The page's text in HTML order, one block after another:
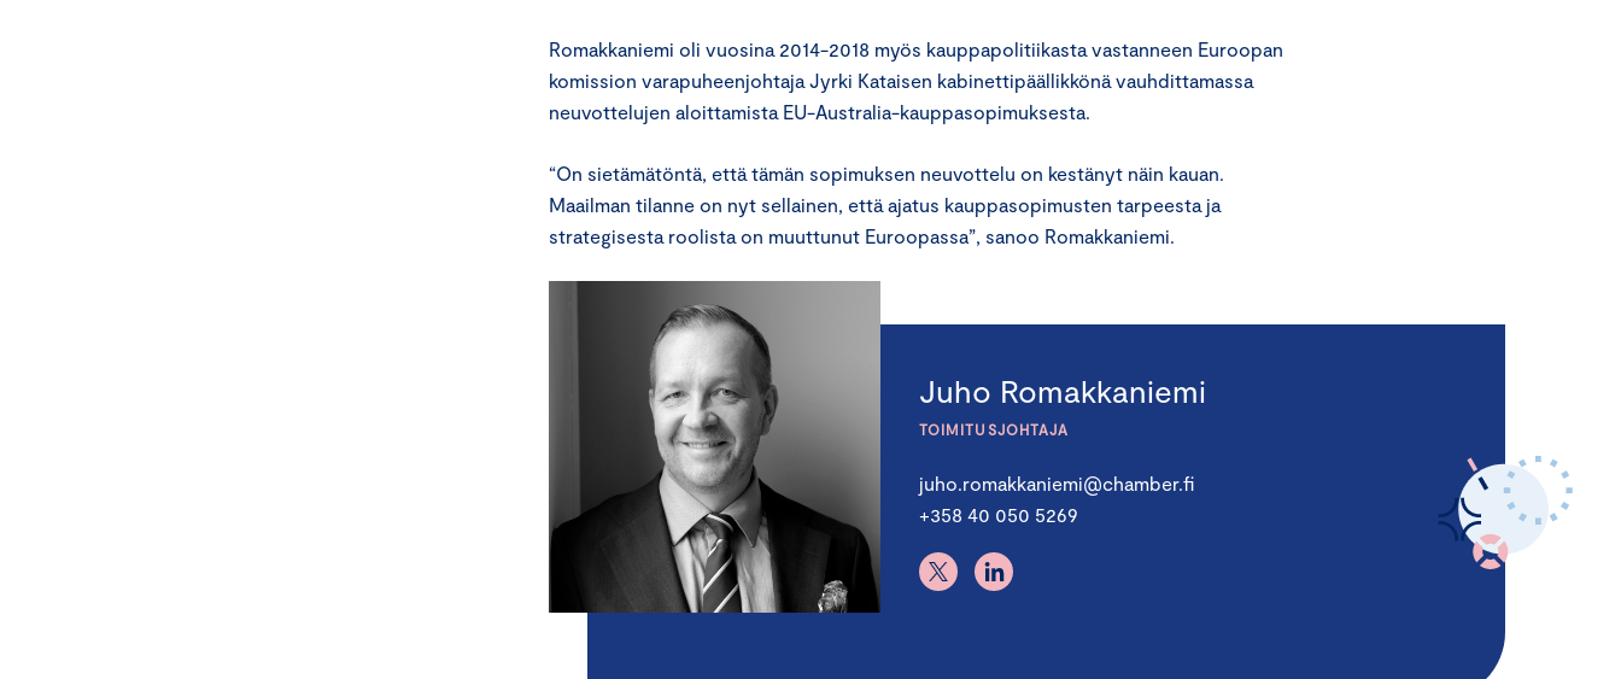
Romakkaniemi oli vuosina 2014-2018 myös kauppapolitiikasta vastanneen Euroopan
komission varapuheenjohtaja Jyrki Kataisen kabinettipäällikkönä vauhdittamassa
neuvottelujen aloittamista EU-Australia-kauppasopimuksesta.
“On sietämätöntä, että tämän sopimuksen neuvottelu on kestänyt näin kauan.
Maailman tilanne on nyt sellainen, että ajatus kauppasopimusten tarpeesta ja
strategisesta roolista on muuttunut Euroopassa”, sanoo Romakkaniemi.
Juho Romakkaniemi
TOIMITUSJOHTAJA
juho.romakkaniemi@chamber.fi
+358 40 050 5269